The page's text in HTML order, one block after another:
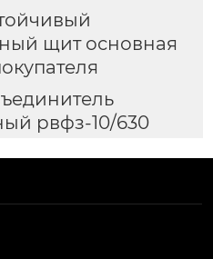
щит основная
рвфз-10/630